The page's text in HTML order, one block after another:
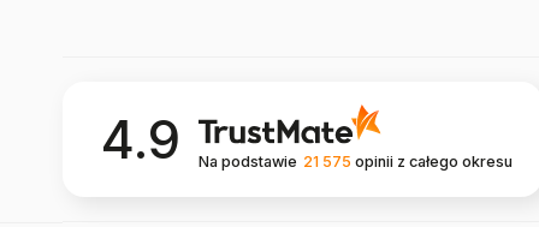
4.9 Na podstawie 21 575 opinii z całego okresu